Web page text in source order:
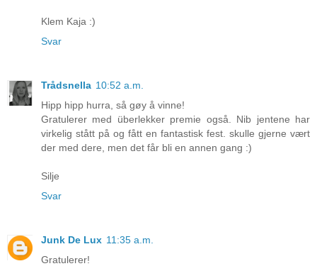
Klem Kaja :)
Svar
Trådsnella 10:52 a.m.
Hipp hipp hurra, så gøy å vinne!
Gratulerer med überlekker premie også. Nib jentene har
virkelig stått på og fått en fantastisk fest. skulle gjerne vært
der med dere, men det får bli en annen gang :)
Silje
Svar
Junk De Lux 11:35 a.m.
Gratulerer!